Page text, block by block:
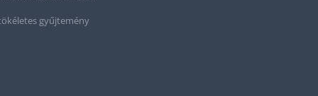
gyűjtemény